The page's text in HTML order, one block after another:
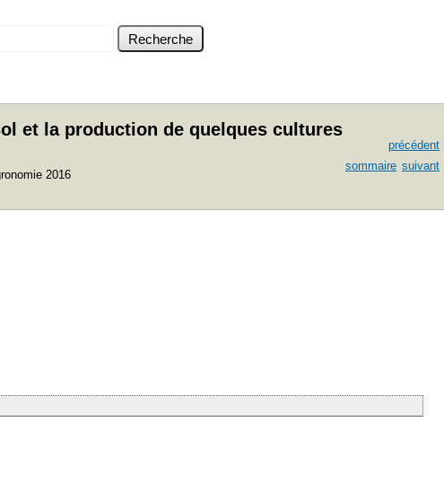
et la production de quelques cultures
2016
précédent
sommaire suivant